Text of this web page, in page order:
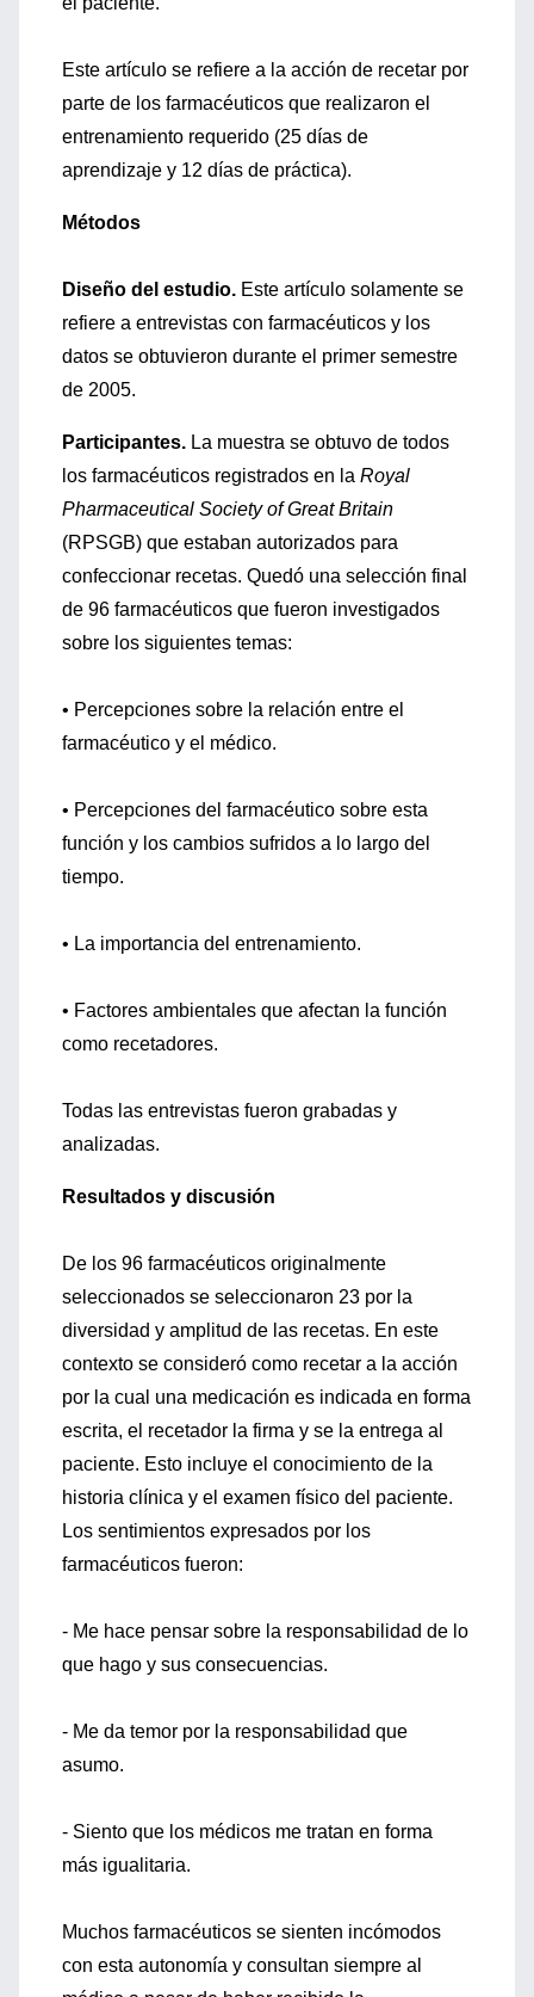
Este artículo se refiere a la acción de recetar por
parte de los farmacéuticos que realizaron el
entrenamiento requerido (25 días de
aprendizaje y 12 días de práctica).
Métodos
Diseño del estudio. Este artículo solamente se
refiere a entrevistas con farmacéuticos y los
datos se obtuvieron durante el primer semestre
de 2005.
Participantes. La muestra se obtuvo de todos
los farmacéuticos registrados en la Royal
Pharmaceutical Society of Great Britain
(RPSGB) que estaban autorizados para
confeccionar recetas. Quedó una selección final
de 96 farmacéuticos que fueron investigados
sobre los siguientes temas:
• Percepciones sobre la relación entre el
farmacéutico y el médico.
• Percepciones del farmacéutico sobre esta
función y los cambios sufridos a lo largo del
tiempo.
• La importancia del entrenamiento.
• Factores ambientales que afectan la función
como recetadores.
Todas las entrevistas fueron grabadas y
analizadas.
Resultados y discusión
De los 96 farmacéuticos originalmente
seleccionados se seleccionaron 23 por la
diversidad y amplitud de las recetas. En este
contexto se consideró como recetar a la acción
por la cual una medicación es indicada en forma
escrita, el recetador la firma y se la entrega al
paciente. Esto incluye el conocimiento de la
historia clínica y el examen físico del paciente.
Los sentimientos expresados por los
farmacéuticos fueron:
- Me hace pensar sobre la responsabilidad de lo
que hago y sus consecuencias.
- Me da temor por la responsabilidad que
asumo.
- Siento que los médicos me tratan en forma
más igualitaria.
Muchos farmacéuticos se sienten incómodos
con esta autonomía y consultan siempre al